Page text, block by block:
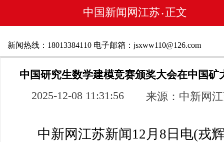
中国新闻网江苏 • 正文
新闻热线：18013384110 电子邮箱：jsxww110@126.com
中国研究生数学建模竞赛颁奖大会在中国矿
2025-12-08 11:31:56 来源：中新网
中新网江苏新闻12月8日电(戎